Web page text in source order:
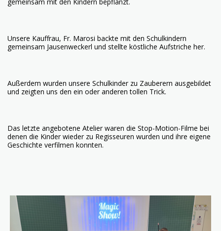
gemeinsam mit den Kindern bepflanzt.
Unsere Kauffrau, Fr. Marosi backte mit den Schulkindern
gemeinsam Jausenweckerl und stellte köstliche Aufstriche her.
Außerdem wurden unsere Schulkinder zu Zauberern ausgebildet
und zeigten uns den ein oder anderen tollen Trick.
Das letzte angebotene Atelier waren die Stop-Motion-Filme bei
denen die Kinder wieder zu Regisseuren wurden und ihre eigene
Geschichte verfilmen konnten.